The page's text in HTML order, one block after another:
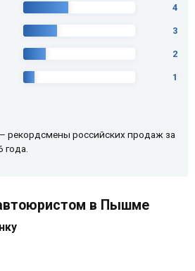
4
3
2
1
рекордсмены российских продаж за
года.
в Пышме